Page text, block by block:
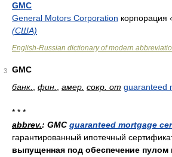
GMC
General Motors Corporation корпорация
(США)
English-Russian dictionary of modern
3
GMC
банк.
фин. амер. сокр. от guaranteed
* * *
abbrev.: GMC guaranteed mortgage
гарантированный ипотечный
выпущенная под обеспечение пулом